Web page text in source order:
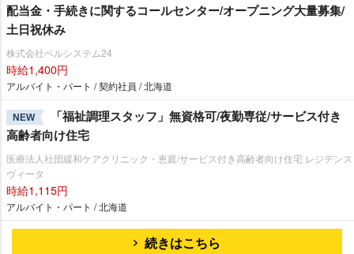
配当金・手続きに関するコールセンター/オープニング大量募集/
土日祝休み
株式会社ベルシステム24
時給1,400円
アルバイト・パート / 契約社員 / 北海道
NEW
「福祉調理スタッフ」無資格可/夜勤専従/サービス付き
高齢者向け住宅
医療法人社団緩和ケアクリニック・恵庭/サービス付き高齢者向け住宅 レジデンス
ヴィータ
時給1,115円
アルバイト・パート / 北海道
続きはこちら